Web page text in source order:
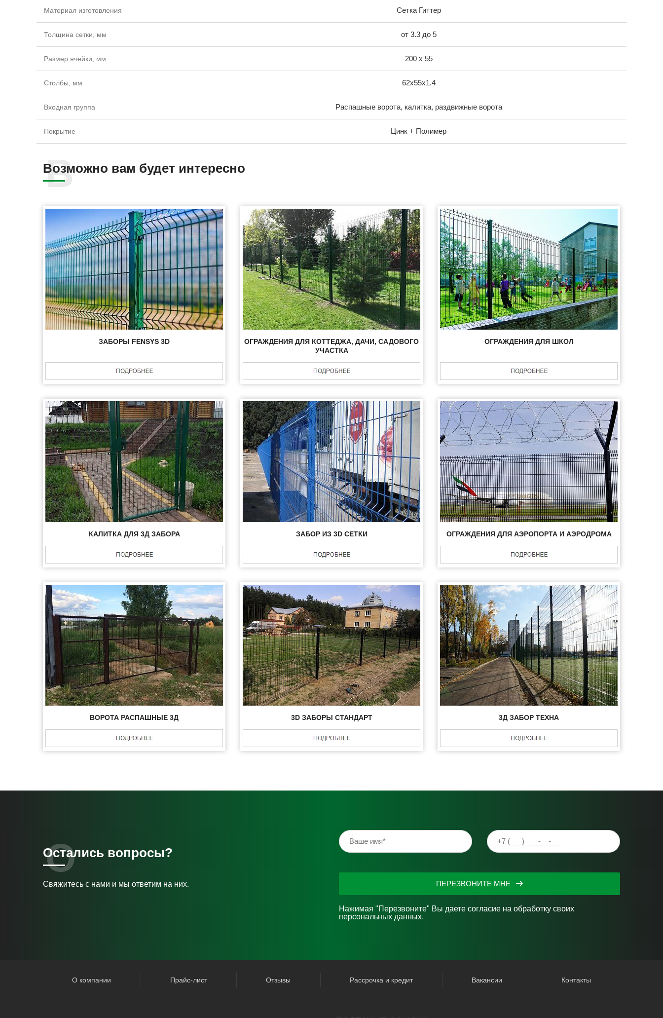
Материал изготовления Сетка Гиттер
Толщина сетки, мм от 3.3 до 5
Размер ячейки, мм 200 х 55
Столбы, мм 62х55х1.4
Входная группа Распашные ворота, калитка, раздвижные ворота
Покрытие Цинк + Полимер
Возможно вам будет интересно
ЗАБОРЫ FENSYS 3D
ОГРАЖДЕНИЯ ДЛЯ КОТТЕДЖА, ДАЧИ, САДОВОГО
УЧАСТКА
ОГРАЖДЕНИЯ ДЛЯ ШКОЛ
КАЛИТКА ДЛЯ 3Д ЗАБОРА ЗАБОР ИЗ 3D СЕТКИ ОГРАЖДЕНИЯ ДЛЯ АЭРОПОРТА И АЭРОДРОМА
ВОРОТА РАСПАШНЫЕ 3Д 3D ЗАБОРЫ СТАНДАРТ 3Д ЗАБОР ТЕХНА
Остались вопросы?
Свяжитесь с нами и мы ответим на них. ПЕРЕЗВОНИТЕ МНЕ
Нажимая "Перезвоните" Вы даете согласие на обработку своих
персональных данных.
О компании Прайс-лист Отзывы Рассрочка и кредит Вакансии Контакты